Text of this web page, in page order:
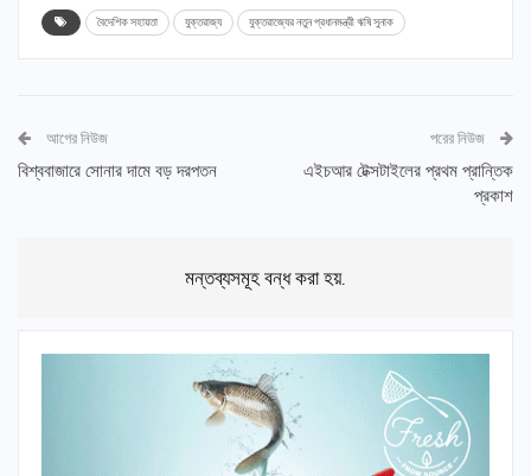
বৈদেশিক সহায়তা যুক্তরাজ্য যুক্তরাজ্যের নতুন প্রধানমন্ত্রী ঋষি সুনাক
আগের নিউজ
বিশ্ববাজারে সোনার দামে বড় দরপতন
পরের নিউজ
এইচআর টেক্সটাইলের প্রথম প্রান্তিক
প্রকাশ
মন্তব্যসমূহ বন্ধ করা হয়.